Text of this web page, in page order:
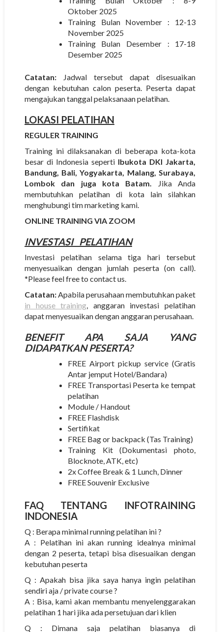
Oktober 2025
Training Bulan November : 12-13
November 2025
Training Bulan Desember : 17-18
Desember 2025
Catatan:Jadwal tersebut dapat disesuaikan
dengan kebutuhan calon peserta. Peserta dapat
mengajukan tanggal pelaksanaan pelatihan.
LOKASI PELATIHAN
REGULER TRAINING
Training ini dilaksanakan di beberapa kota-kota
besar di Indonesia seperti Ibukota DKI Jakarta,
Bandung, Bali, Yogyakarta, Malang, Surabaya,
Lombok dan juga kota Batam. Jika Anda
membutuhkan pelatihan di kota lain silahkan
menghubungi tim marketing kami.
ONLINE TRAINING VIA ZOOM
INVESTASIPELATIHAN
Investasi pelatihan selama tiga hari tersebut
menyesuaikan dengan jumlah peserta (on call).
*Please feel free to contact us.
Catatan:Apabila perusahaan membutuhkan paket
in house training, anggaran investasi pelatihan
dapat menyesuaikan dengan anggaran perusahaan.
BENEFIT APA SAJA YANG
DIDAPATKAN PESERTA?
FREE Airport pickup service (Gratis
Antar jemput Hotel/Bandara)
FREE Transportasi Peserta ke tempat
pelatihan
Module / Handout
FREE Flashdisk
Sertifikat
FREE Bag or backpack (Tas Training)
Training Kit (Dokumentasi photo,
Blocknote, ATK, etc)
2x Coffee Break & 1 Lunch, Dinner
FREE Souvenir Exclusive
FAQ TENTANG INFOTRAINING
INDONESIA
Q : Berapa minimal running pelatihan ini ?
A : Pelatihan ini akan running idealnya minimal
dengan 2 peserta, tetapi bisa disesuaikan dengan
kebutuhan peserta
Q : Apakah bisa jika saya hanya ingin pelatihan
sendiri aja / private course ?
A : Bisa, kami akan membantu menyelenggarakan
pelatihan 1 hari jika ada persetujuan dari klien
Q : Dimana saja pelatihan biasanya di